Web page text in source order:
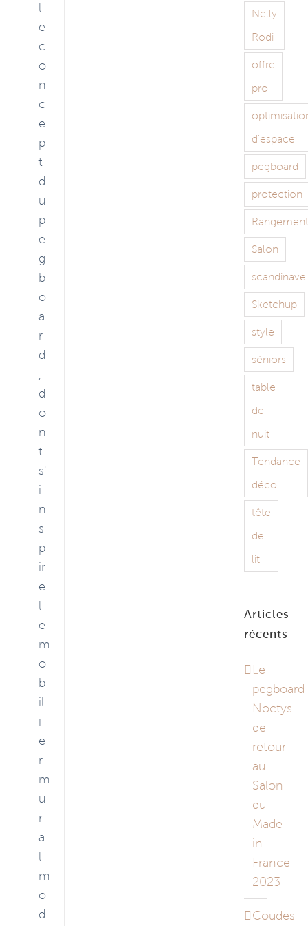
l
e
c
o
n
c
e
p
t
d
u
p
e
g
b
o
a
r
d
,
d
o
n
t
s'
i
n
s
p
ir
e
l
e
m
o
b
il
i
e
r
m
u
r
a
l
m
o
d
Nelly
Rodi
offre
pro
d'espace
pegboard
protection
Rangement
Salon
scandinave
Sketchup
style
séniors
table
de
nuit
Tendance
déco
tête
de
lit
Articles
récents
Le
pegboard
Noctys
de
retour
au
Salon
du
Made
in
France
2023
Coudes